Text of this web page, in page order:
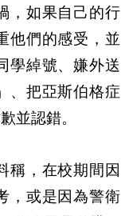
，如果自己的行
他們的感受，並
學綽號、嫌外送
、把亞斯伯格症
並認錯。
稱，在校期間因
，或是因為警衛